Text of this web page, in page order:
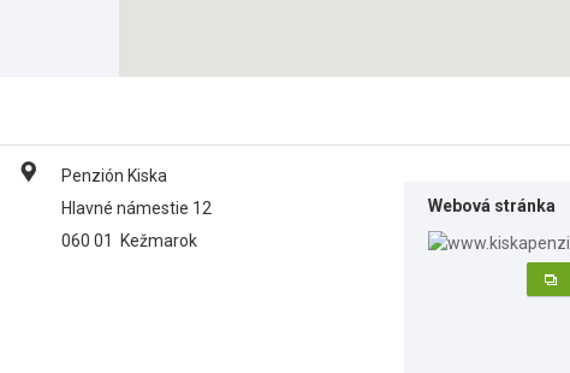
Penzión Kiska
Hlavné námestie 12
060 01
Kežmarok
Webová stránka